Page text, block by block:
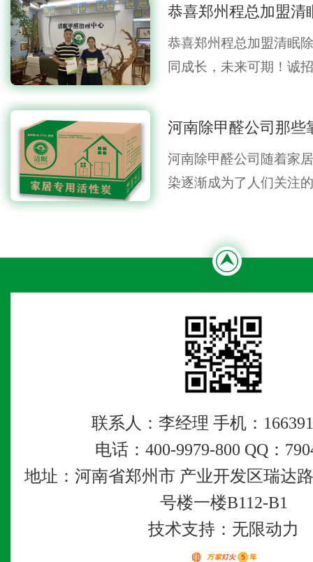
恭喜郑州程总加盟清
恭喜郑州程总加盟清眠
同成长，未来可期！诚
河南除甲醛公司随着家
染逐渐成为了人们关注
联系人：李经理 手机：
电话：400-9979-800 QQ：
地址：河南省郑州市 产业开发区瑞达
号楼一楼B112-B1
技术支持： 无限动力